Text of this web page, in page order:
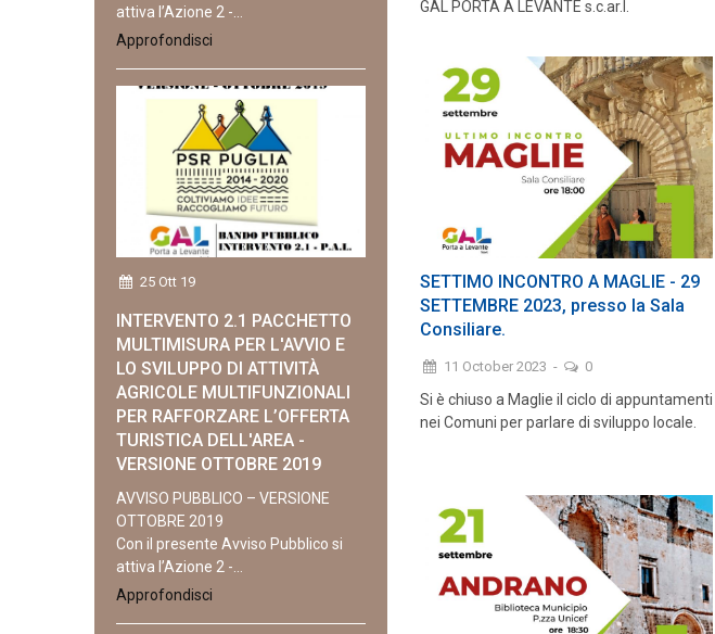
GAL PORTA A LEVANTE s.c.ar.l.
SETTIMO INCONTRO A MAGLIE - 29
SETTEMBRE 2023, presso la Sala
Consiliare.
11 October 2023 - 0
Si è chiuso a Maglie il ciclo di appuntamenti
nei Comuni per parlare di sviluppo locale.
attiva l’Azione 2 -...
Approfondisci
25 Ott 19
INTERVENTO 2.1 PACCHETTO
MULTIMISURA PER L'AVVIO E
LO SVILUPPO DI ATTIVITÀ
AGRICOLE MULTIFUNZIONALI
PER RAFFORZARE L’OFFERTA
TURISTICA DELL'AREA -
VERSIONE OTTOBRE 2019
AVVISO PUBBLICO – VERSIONE
OTTOBRE 2019
Con il presente Avviso Pubblico si
attiva l’Azione 2 -...
Approfondisci